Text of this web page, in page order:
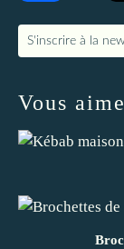
S'inscrire à la
Vous